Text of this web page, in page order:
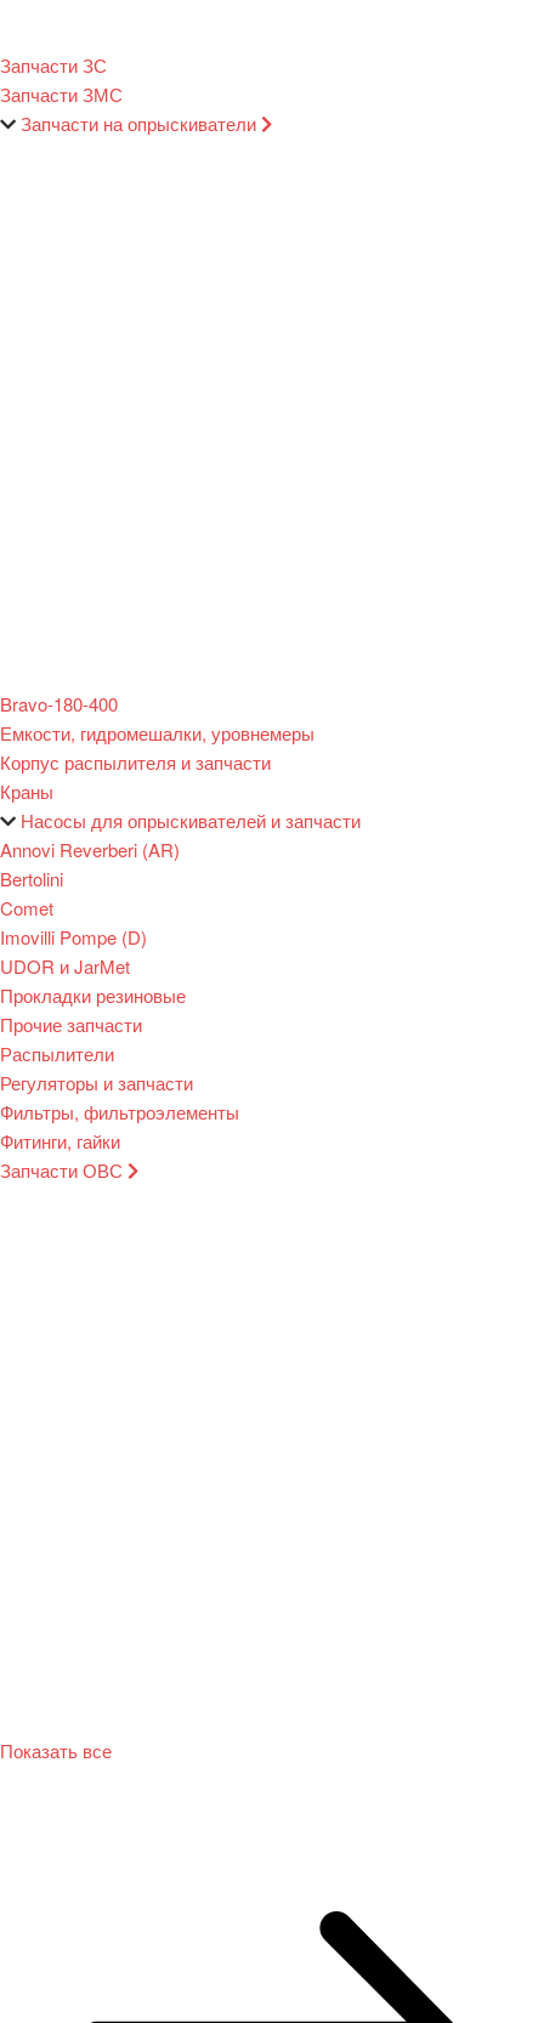
Запчасти ЗС
Запчасти ЗМС
Запчасти на опрыскиватели
Bravo-180-400
Емкости, гидромешалки, уровнемеры
Корпус распылителя и запчасти
Краны
Насосы для опрыскивателей и запчасти
Annovi Reverberi (AR)
Bertolini
Comet
Imovilli Pompe (D)
UDOR и JarMet
Прокладки резиновые
Прочие запчасти
Распылители
Регуляторы и запчасти
Фильтры, фильтроэлементы
Фитинги, гайки
Запчасти ОВС
Показать все